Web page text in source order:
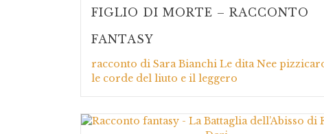
FIGLIO DI MORTE – RACCONTO
FANTASY
racconto di Sara Bianchi Le dita Nee
le corde del liuto e il leggero